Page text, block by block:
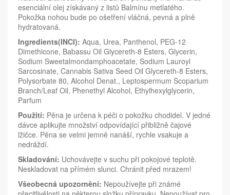
esenciální olej získávaný z listů Balmínu metlatého.
Pokožka nohou bude po ošetření vláčná, pevná a plně
hydratovaná.
Ingredients(INCI): Aqua, Urea, Panthenol, PEG-12
Dimethicone, Babassu Oil Glycereth-8 Esters, Glycerin,
Sodium Sweetalmondamphoacetate, Sodium Lauroyl
Sarcosinate, Cannabis Sativa Seed Oil Glycereth-8 Esters,
Polysorbate 80, Alcohol Denat., Leptospermum Scoparium
Branch/Leaf Oil, Phenethyl Alcohol, Ethylhexylglycerin,
Parfum
Použití: Pěna je určena k péči o pokožku chodidel. V jedné
dávce aplikujte množství odpovídající přibližně čajové
lžičce. Pěna se velmi jemně nanáší, rychle vsakuje a
nedráždí.
Skladování: Uchovávejte v suchu při pokojové teplotě.
Neskladovat na přímém slunci. Chránit před mrazem!
Všeobecná upozornění: Nepoužívejte při známé